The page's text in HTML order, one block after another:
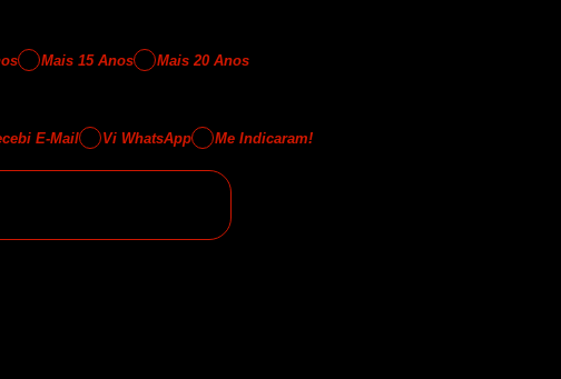
o
r
Mais 15 Anos Mais 20 Anos
E-Mail Vi WhatsApp Me Indicaram!